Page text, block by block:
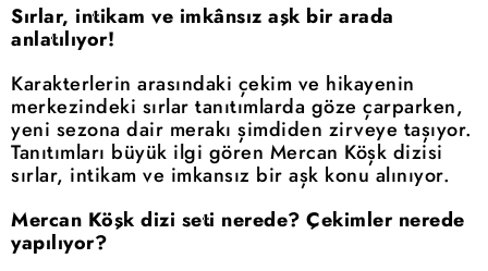
Sırlar, intikam ve imkânsız aşk bir arada
anlatılıyor!
Karakterlerin arasındaki çekim ve hikayenin
merkezindeki sırlar tanıtımlarda göze çarparken,
yeni sezona dair merakı şimdiden zirveye taşıyor.
Tanıtımları büyük ilgi gören Mercan Köşk dizisi
sırlar, intikam ve imkansız bir aşk konu alınıyor.
Mercan Köşk dizi seti nerede? Çekimler nerede
yapılıyor?